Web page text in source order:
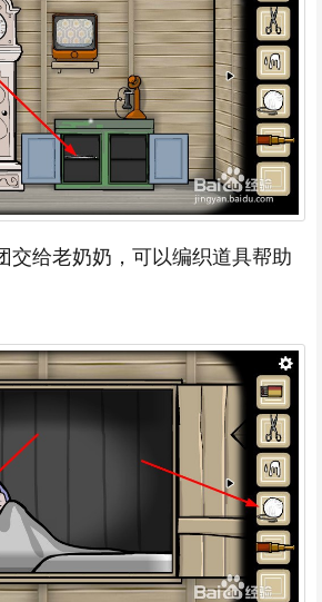
交给老奶奶，可以编织道具帮助